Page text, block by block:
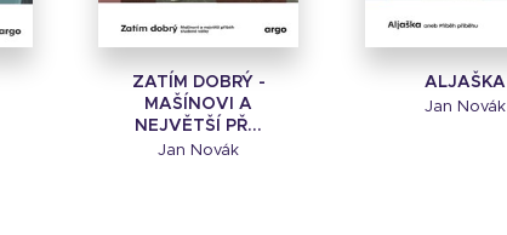
ZATÍM DOBRÝ -
MAŠÍNOVI A
NEJVĚTŠÍ PŘ...
Jan Novák
ALJAŠKA
Jan Novák